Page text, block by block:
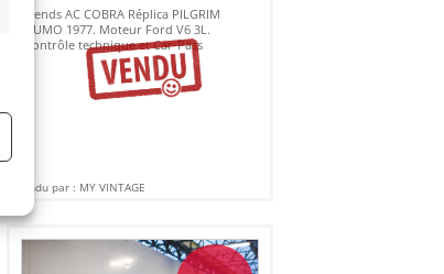
Vends AC COBRA Réplica PILGRIM
SUMO 1977. Moteur Ford V6 3L.
contrôle technique et Car-Pass
Vendu par : MY VINTAGE